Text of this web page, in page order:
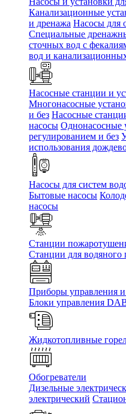
Канализационные
и дренажа Насосы для
Специальные
сточных вод c
вод и
Насосные станции и
Многонасосные
и без Насосные
насосы Однонасосные
регулированием и без
использования
Насосы для систем
Бытовые насосы
насосы
Станции
Станции для
Приборы управления и
Блоки управления
Жидкотопливные
Обогреватели
Дизельные
электрический